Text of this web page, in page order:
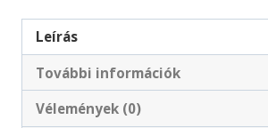
Leírás
További információk
Vélemények (0)